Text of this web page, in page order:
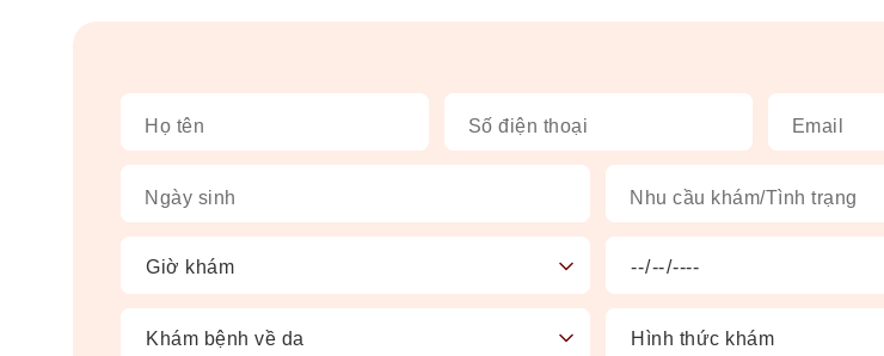
Họ tên Số điện thoại Email
Ngày sinh Nhu cầu khám/Tình trạng